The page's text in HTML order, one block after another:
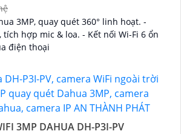
3MP, quay quét 360° linh hoạt. -
hợp mic & loa. - Kết nối Wi-Fi 6 ổn
điện thoại
3MP DAHUA DH-P3I-PV